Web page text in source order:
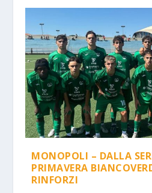
MONOPOLI – DALLA
PRIMAVERA
RINFORZI